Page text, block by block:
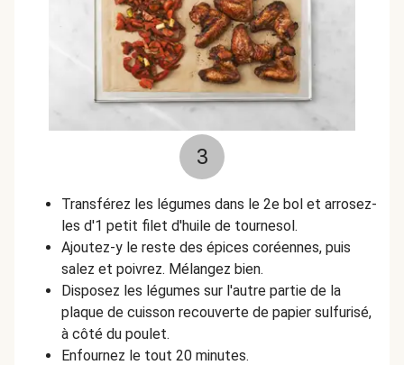
3
Transférez les légumes dans le 2e bol et arrosez-
les d'1 petit filet d'huile de tournesol.
Ajoutez-y le reste des épices coréennes, puis
salez et poivrez. Mélangez bien.
Disposez les légumes sur l'autre partie de la
plaque de cuisson recouverte de papier sulfurisé,
à côté du poulet.
Enfournez le tout 20 minutes.